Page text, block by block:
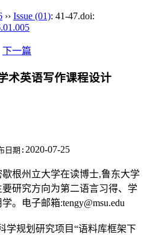
›› Issue (01): 41-47.doi:
下一篇
术英语写作课程设计
日期: 2020-07-25
根州立大学在读博士,鲁东大学
研究方向为第二语言习得、学
。电子邮箱:tengy@msu.edu
学规划研究项目“语料库框架下